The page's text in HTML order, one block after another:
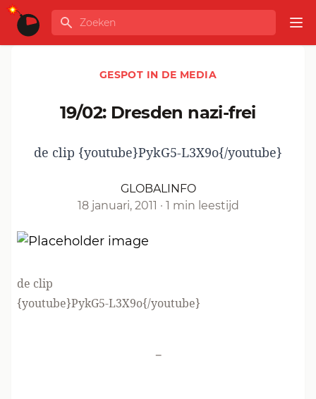
Ga naar de inhoud
GLOBALINFO
Zoeken
GESPOT IN DE MEDIA
19/02: Dresden nazi-frei
de clip {youtube}PykG5-L3X9o{/youtube}
GLOBALINFO
18 januari, 2011 · 1 min leestijd
de clip
{youtube}PykG5-L3X9o{/youtube}
-